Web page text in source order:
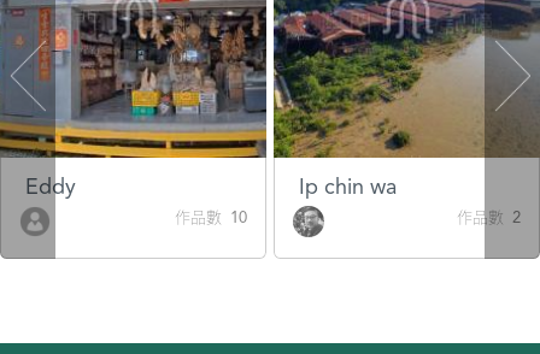
Eddy
作品數 10
Ip chin wa
作品數 2